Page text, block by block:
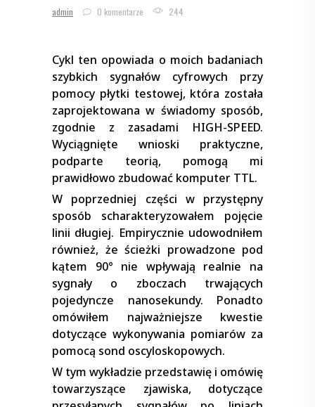
admin 0 komentarze 244
Cykl ten opowiada o moich badaniach
szybkich sygnałów cyfrowych przy
pomocy płytki testowej, która została
zaprojektowana w świadomy sposób,
zgodnie z zasadami HIGH-SPEED.
Wyciągnięte wnioski praktyczne,
podparte teorią, pomogą mi
prawidłowo zbudować komputer TTL.
W poprzedniej części w przystępny
sposób scharakteryzowałem pojęcie
linii długiej. Empirycznie udowodniłem
również, że ścieżki prowadzone pod
kątem 90° nie wpływają realnie na
sygnały o zboczach trwających
pojedyncze nanosekundy. Ponadto
omówiłem najważniejsze kwestie
dotyczące wykonywania pomiarów za
pomocą sond oscyloskopowych.
W tym wykładzie przedstawię i omówię
towarzyszące zjawiska, dotyczące